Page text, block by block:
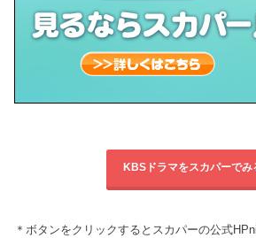
KBSドラマをスカパーでみ
＊ボタンをクリックするとスカパーの公式